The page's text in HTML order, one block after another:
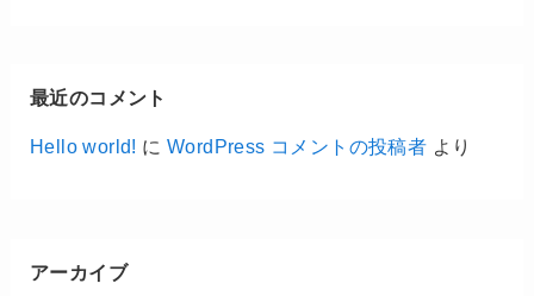
最近のコメント
Hello world! にWordPress コメントの投稿者 より
アーカイブ